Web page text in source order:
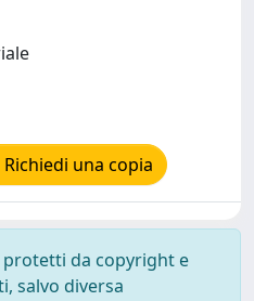
Richiedi una copia
protetti da copyright e
salvo diversa